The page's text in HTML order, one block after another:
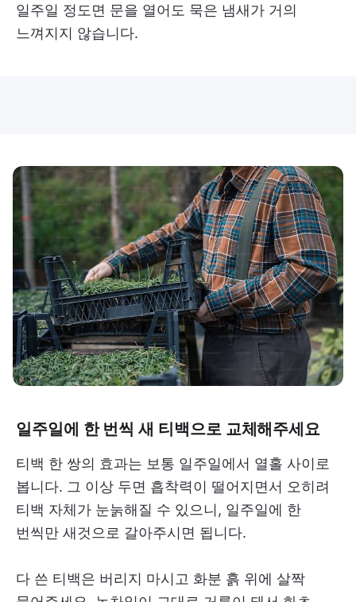
일주일 정도면 문을 열어도 묵은 냄새가 거의
느껴지지 않습니다.
일주일에 한 번씩 새 티백으로 교체해주세요
티백 한 쌍의 효과는 보통 일주일에서 열홀 사이로
봅니다. 그 이상 두면 흡착력이 떨어지면서 오히려
티백 자체가 눈눍해질 수 있으니, 일주일에 한
번씩만 새것으로 갈아주시면 됩니다.
다 쓴 티백은 버리지 마시고 화분 흙 위에 살짝